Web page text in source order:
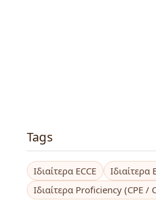
Tags
Ιδιαίτερα ECCE Ιδιαίτερα
Ιδιαίτερα Proficiency (CPE /